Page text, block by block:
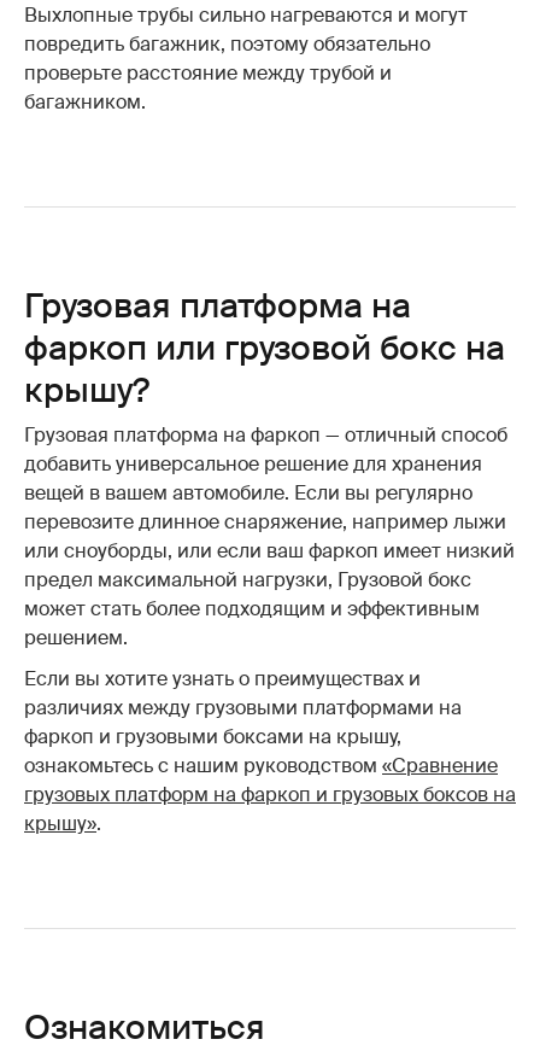
Выхлопные трубы сильно нагреваются и могут
повредить багажник, поэтому обязательно
проверьте расстояние между трубой и
багажником.
Грузовая платформа на
фаркоп или грузовой бокс на
крышу?
Грузовая платформа на фаркоп — отличный способ
добавить универсальное решение для хранения
вещей в вашем автомобиле. Если вы регулярно
перевозите длинное снаряжение, например лыжи
или сноуборды, или если ваш фаркоп имеет низкий
предел максимальной нагрузки, Грузовой бокс
может стать более подходящим и эффективным
решением.
Если вы хотите узнать о преимуществах и
различиях между грузовыми платформами на
фаркоп и грузовыми боксами на крышу,
ознакомьтесь с нашим руководством «Сравнение
грузовых платформ на фаркоп и грузовых боксов на
крышу».
Ознакомиться